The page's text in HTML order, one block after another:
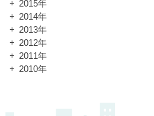
2015年
2014年
2013年
2012年
2011年
2010年